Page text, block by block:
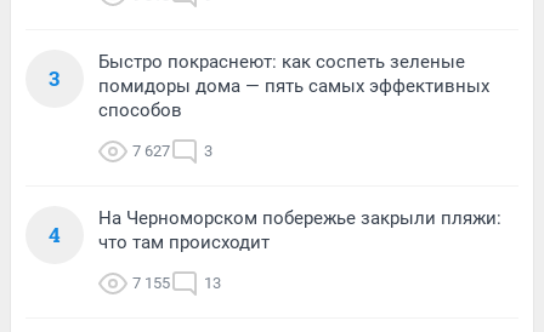
3
Быстро покраснеют: как соспеть зеленые
помидоры дома — пять самых эффективных
способов
7 627 3
4
На Черноморском побережье закрыли пляжи:
что там происходит
7 155 13